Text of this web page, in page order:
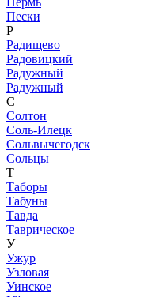
Пески
Р
Радищево
Радовицкий
Радужный
Радужный
С
Солтон
Соль-Илецк
Сольвычегодск
Сольцы
Т
Таборы
Табуны
Тавда
Таврическое
У
Ужур
Узловая
Уинское